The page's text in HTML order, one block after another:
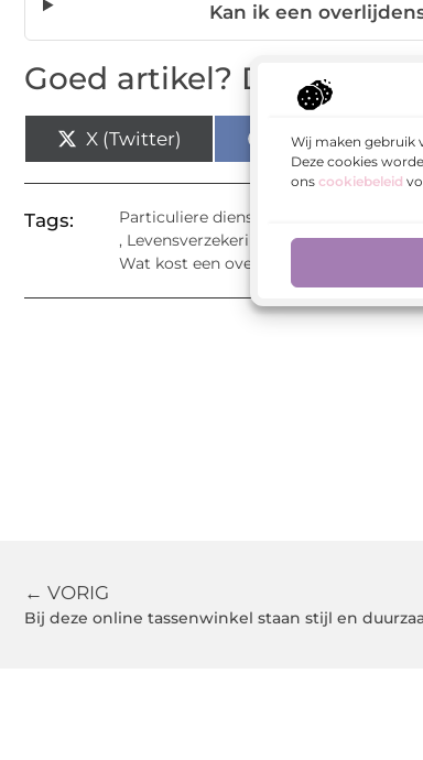
Wij maken gebruik
Deze cookies
ons cookiebeleid
Kan ik een
Goed artikel? Deel hem
X (Twitter) Facebook
Tags:
Particuliere dienstverlening
, Levensverzekering afkopen,
Wat kost een
← VORIG
Bij deze online tassenwinkel staan stijl en